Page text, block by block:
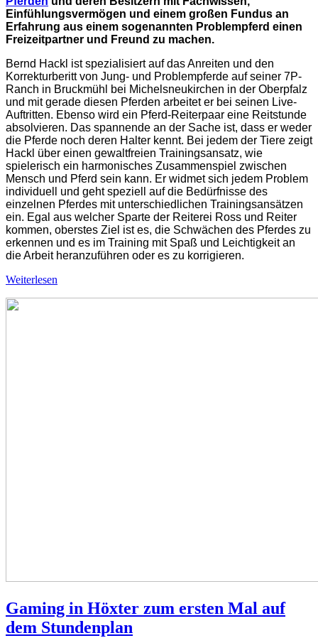
Einfühlungsvermögen und einem großen Fundus an
Erfahrung aus einem sogenannten Problempferd einen
Freizeitpartner und Freund zu machen.
Bernd Hackl ist spezialisiert auf das Anreiten und den
Korrekturberitt von Jung- und Problempferde auf seiner 7P-
Ranch in Bruckmühl bei Michelsneukirchen in der Oberpfalz
und mit gerade diesen Pferden arbeitet er bei seinen Live-
Auftritten. Ebenso wird ein Pferd-Reiterpaar eine Reitstunde
absolvieren. Das spannende an der Sache ist, dass er weder
die Pferde noch deren Halter kennt. Bei jedem der Tiere zeigt
Hackl über einen gewaltfreien Trainingsansatz, wie
spielerisch ein harmonisches Zusammenspiel zwischen
Mensch und Pferd sein kann. Er widmet sich jedem Problem
individuell und geht speziell auf die Bedürfnisse des
einzelnen Pferdes mit unterschiedlichen Trainingsansätzen
ein. Egal aus welcher Sparte der Reiterei Ross und Reiter
kommen, oberstes Ziel ist es, die Schwächen des Pferdes zu
erkennen und es im Training mit Spaß und Leichtigkeit an
die Arbeit heranzuführen oder es zu korrigieren.
Weiterlesen
Gaming in Höxter zum ersten Mal auf
dem Stundenplan